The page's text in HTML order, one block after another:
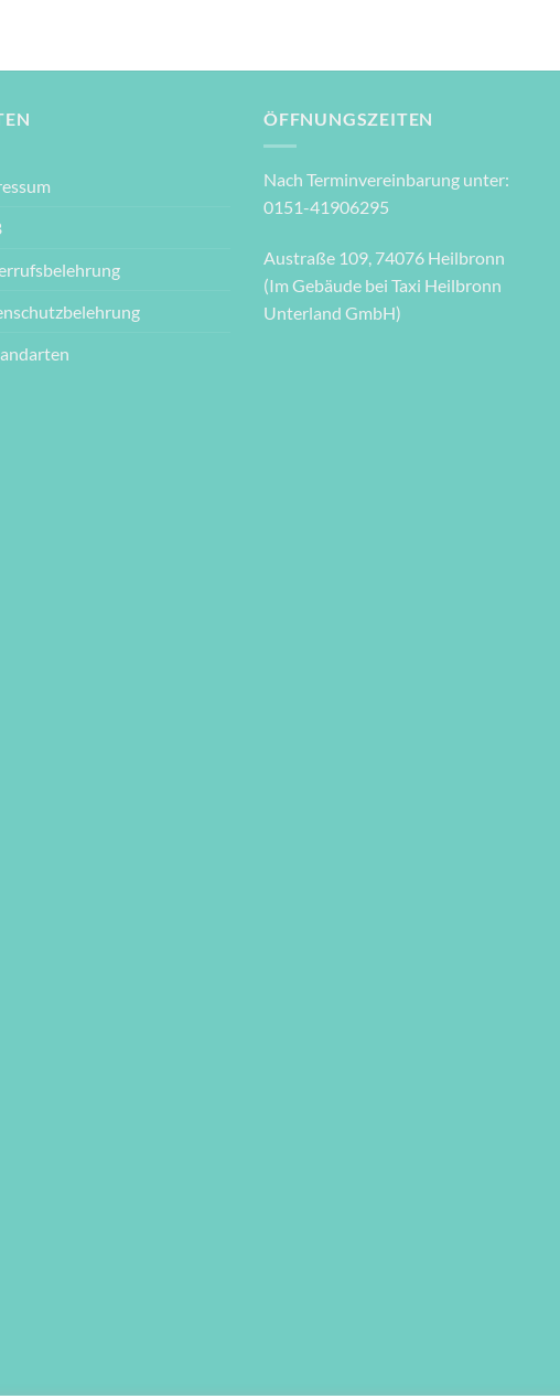
ÖFFNUNGSZEITEN
Nach Terminvereinbarung unter:
0151-41906295
Austraße 109, 74076 Heilbronn
(Im Gebäude bei Taxi Heilbronn
Unterland GmbH)